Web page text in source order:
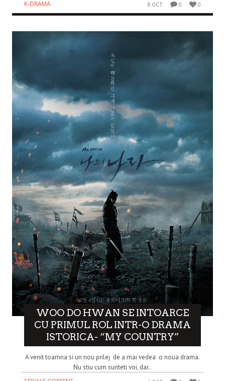
K-DRAMA
8 OCT 0 0
WOO DO HWAN SE INTOARCE
CU PRIMUL ROL INTR-O DRAMA
ISTORICA- “MY COUNTRY”
A venit toamna si un nou prilej de a mai vedea o noua drama.
Nu stiu cum sunteti voi, dar..